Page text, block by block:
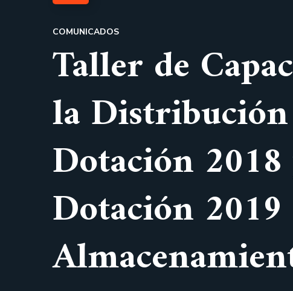
COMUNICADOS
Taller de
la
Dotación
Dotación